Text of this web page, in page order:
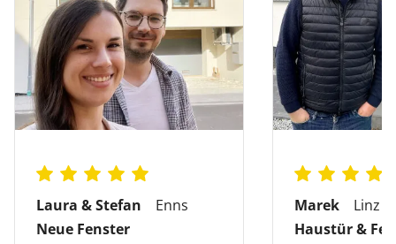
Laura & Stefan
Enns
Neue Fenster
Marek
Linz
Haustür &